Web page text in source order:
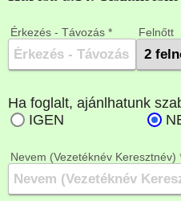
Érkezés - Távozás * Felnőtt
Nevem (Vezetéknév Keresztnév)